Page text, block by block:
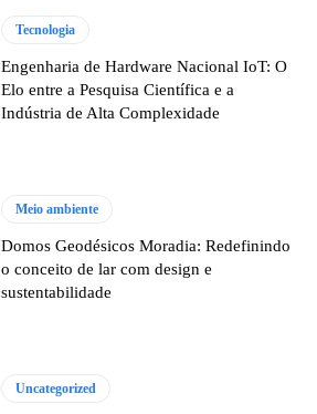
Tecnologia
Engenharia de Hardware Nacional IoT: O
Elo entre a Pesquisa Científica e a
Indústria de Alta Complexidade
Meio ambiente
Domos Geodésicos Moradia: Redefinindo
o conceito de lar com design e
sustentabilidade
Uncategorized